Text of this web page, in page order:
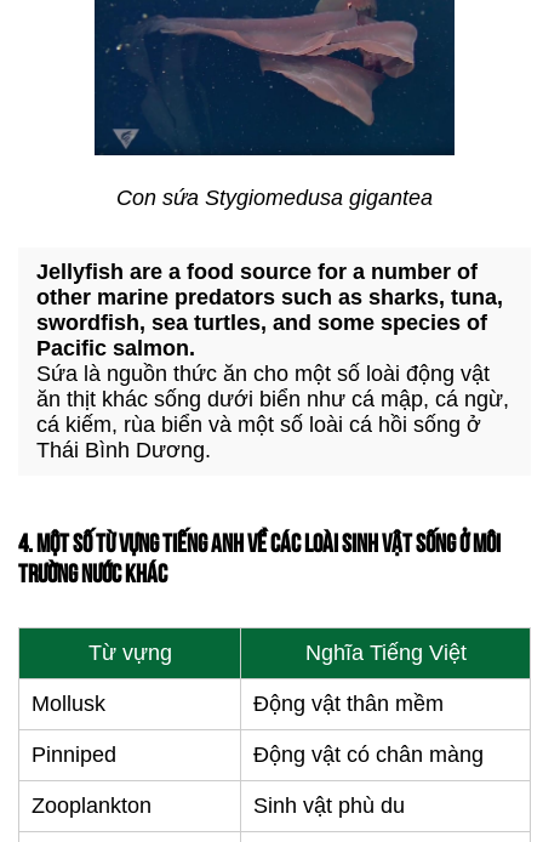
Con sứa Stygiomedusa gigantea
Jellyfish are a food source for a number of
other marine predators such as sharks, tuna,
swordfish, sea turtles, and some species of
Pacific salmon.
Sứa là nguồn thức ăn cho một số loài động vật
ăn thịt khác sống dưới biển như cá mập, cá ngừ,
cá kiếm, rùa biển và một số loài cá hồi sống ở
Thái Bình Dương.
4. MỘT SỐ TỪ VỰNG TIẾNG ANH VỀ CÁC LOÀI SINH VẬT SỐNG Ở MÔI
TRƯỜNG NƯỚC KHÁC
Từ vựng Nghĩa Tiếng Việt
Mollusk Động vật thân mềm
Pinniped Động vật có chân màng
Zooplankton Sinh vật phù du